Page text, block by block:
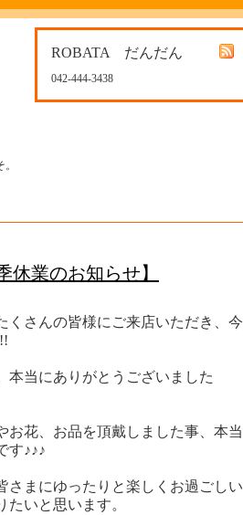
ROBATA だんだん
042-444-3438
休業のお知らせ】
くさんの皆様にご来店いただき、今
本当にありがとうございました
お花、お品を頂戴しました事、本当
す♪♪♪
さまにゆったりと楽しくお過ごしい
いと思います。